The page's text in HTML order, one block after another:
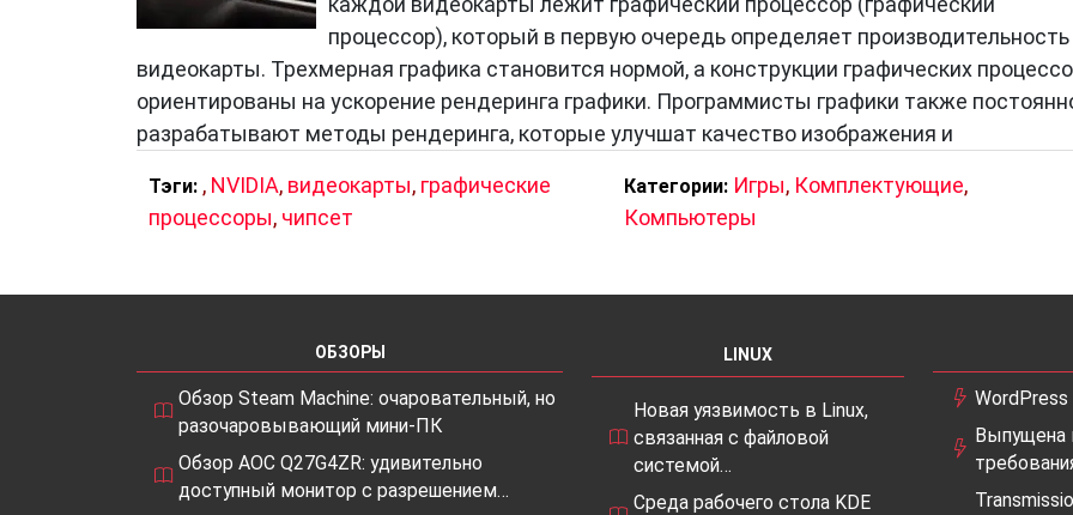
процессор), который в первую очередь определяет производительность
видеокарты. Трехмерная графика становится нормой, а конструкции графических
ориентированы на ускорение рендеринга графики. Программисты графики также
разрабатывают методы рендеринга, которые улучшат качество изображения и
Тэги: , NVIDIA, видеокарты, графические
процессоры, чипсет
Категории: Игры, Комплектующие,
Компьютеры
ОБЗОРЫ
Обзор Steam Machine: очаровательный, но
разочаровывающий мини-ПК
Обзор AOC Q27G4ZR: удивительно
доступный монитор с разрешением…
LINUX
Новая уязвимость в Linux,
связанная с файловой
системой…
Среда рабочего стола KDE
Выпущена